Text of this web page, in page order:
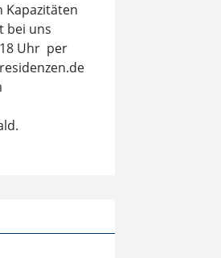
Kapazitäten
bei uns
Uhr per